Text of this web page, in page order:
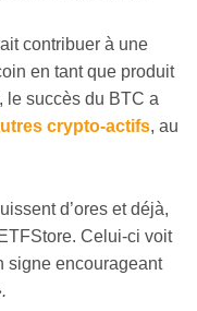
contribuer à une
en tant que produit
le succès du BTC a
crypto-actifs, au
d’ores et déjà,
Celui-ci voit
signe encourageant
.